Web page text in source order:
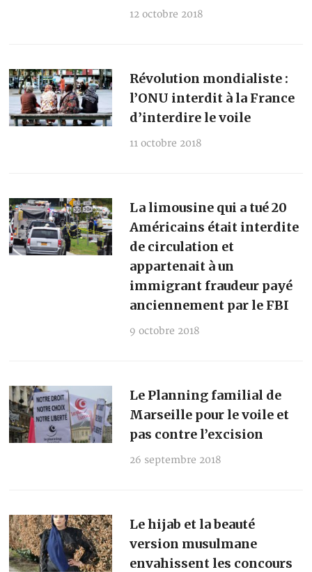
12 octobre 2018
Révolution mondialiste :
l’ONU interdit à la France
d’interdire le voile
11 octobre 2018
La limousine qui a tué 20
Américains était interdite
de circulation et
appartenait à un
immigrant fraudeur payé
anciennement par le FBI
9 octobre 2018
Le Planning familial de
Marseille pour le voile et
pas contre l’excision
26 septembre 2018
Le hijab et la beauté
version musulmane
envahissent les concours